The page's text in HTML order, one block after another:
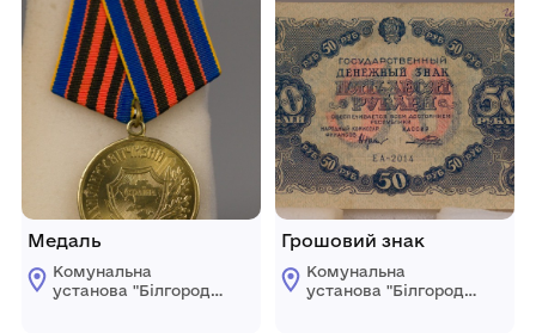
Медаль
Комунальна
установа "Білгород-
Грошовий знак
Комунальна
установа "Білгород-